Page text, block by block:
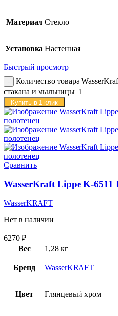
Материал Стекло
Установка Настенная
Быстрый просмотр
Количество товара
стакана и мыльницы
Купить в 1 клик
Сравнить
WasserKraft Lippe K-6511
WasserKRAFT
Нет в наличии
6270 ₽
Вес
1,28 кг
Бренд WasserKRAFT
Цвет Глянцевый хром